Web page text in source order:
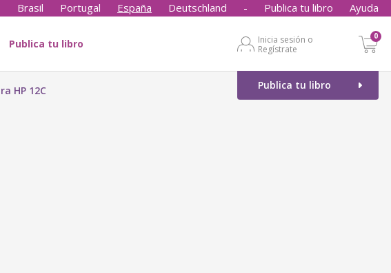
Brasil Portugal España Deutschland - Publica tu libro Ayuda
Publica tu libro
Inicia sesión o
Regístrate
0
Publica tu libro
HP 12C